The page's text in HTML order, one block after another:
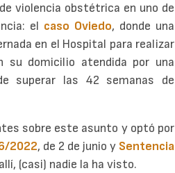
violencia obstétrica en uno de
el caso Oviedo, donde una
en el Hospital para realizar
su domicilio atendida por una
superar las 42 semanas de
sobre este asunto y optó por
2022, de 2 de junio y Sentencia
(casi) nadie la ha visto.